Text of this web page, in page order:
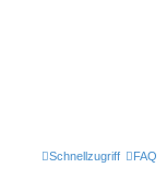
Schnellzugriff FAQ